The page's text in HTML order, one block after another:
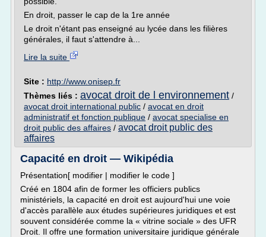
En droit, passer le cap de la 1re année
Le droit n'étant pas enseigné au lycée dans les filières
générales, il faut s'attendre à...
Lire la suite
Site : http://www.onisep.fr
Thèmes liés : avocat droit de l environnement /
avocat droit international public / avocat en droit
administratif et fonction publique / avocat specialise en
droit public des affaires / avocat droit public des
affaires
Capacité en droit — Wikipédia
Présentation[ modifier | modifier le code ]
Créé en 1804 afin de former les officiers publics
ministériels, la capacité en droit est aujourd'hui une voie
d'accès parallèle aux études supérieures juridiques et est
souvent considérée comme la « vitrine sociale » des UFR
Droit. Il offre une formation universitaire juridique générale